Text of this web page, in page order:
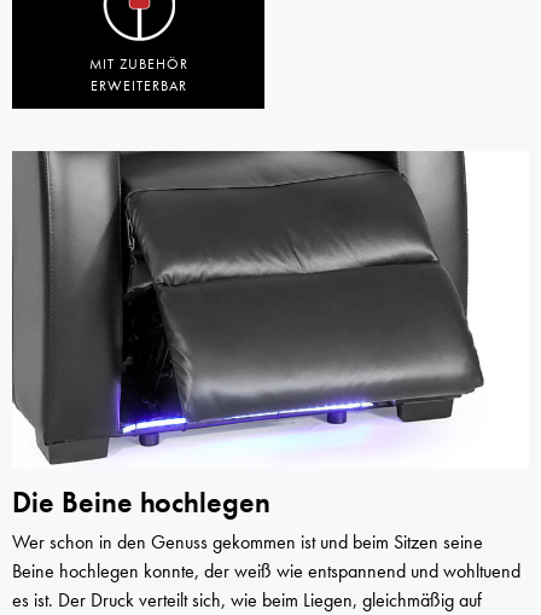
MIT ZUBEHÖR
ERWEITERBAR
Die Beine hochlegen
Wer schon in den Genuss gekommen ist und beim Sitzen seine
Beine hochlegen konnte, der weiß wie entspannend und wohltuend
es ist. Der Druck verteilt sich, wie beim Liegen, gleichmäßig auf